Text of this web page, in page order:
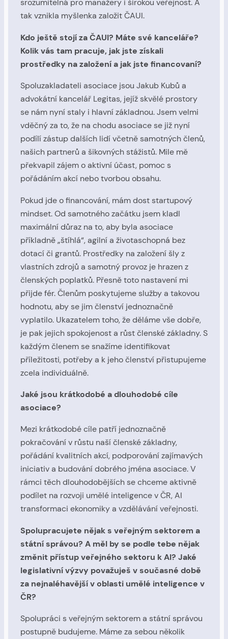
srozumitelná pro manažery i širokou veřejnost. A
tak vznikla myšlenka založit ČAUI.
Kdo ještě stojí za ČAUI? Máte své kanceláře?
Kolik vás tam pracuje, jak jste získali
prostředky na založení a jak jste financovaní?
Spoluzakladateli asociace jsou Jakub Kubů a
advokátní kancelář Legitas, jejíž skvělé prostory
se nám nyní staly i hlavní základnou. Jsem velmi
vděčný za to, že na chodu asociace se již nyní
podílí zástup dalších lidí včetně samotných členů,
našich partnerů a šikovných stážistů. Mile mě
překvapil zájem o aktivní účast, pomoc s
pořádáním akcí nebo tvorbou obsahu.
Pokud jde o financování, mám dost startupový
mindset. Od samotného začátku jsem kladl
maximální důraz na to, aby byla asociace
příkladně „štíhlá“, agilní a životaschopná bez
dotací či grantů. Prostředky na založení šly z
vlastních zdrojů a samotný provoz je hrazen z
členských poplatků. Přesně toto nastavení mi
přijde fér. Členům poskytujeme služby a takovou
hodnotu, aby se jim členství jednoznačně
vyplatilo. Ukazatelem toho, že děláme vše dobře,
je pak jejich spokojenost a růst členské základny. S
každým členem se snažíme identifikovat
příležitosti, potřeby a k jeho členství přistupujeme
zcela individuálně.
Jaké jsou krátkodobé a dlouhodobé cíle
asociace?
Mezi krátkodobé cíle patří jednoznačně
pokračování v růstu naší členské základny,
pořádání kvalitních akcí, podporování zajímavých
iniciativ a budování dobrého jména asociace. V
rámci těch dlouhodobějších se chceme aktivně
podílet na rozvoji umělé inteligence v ČR, AI
transformaci ekonomiky a vzdělávání veřejnosti.
Spolupracujete nějak s veřejným sektorem a
státní správou? A měl by se podle tebe nějak
změnit přístup veřejného sektoru k AI? Jaké
legislativní výzvy považuješ v současné době
za nejnaléhavější v oblasti umělé inteligence v
ČR?
Spolupráci s veřejným sektorem a státní správou
postupně budujeme. Máme za sebou několik